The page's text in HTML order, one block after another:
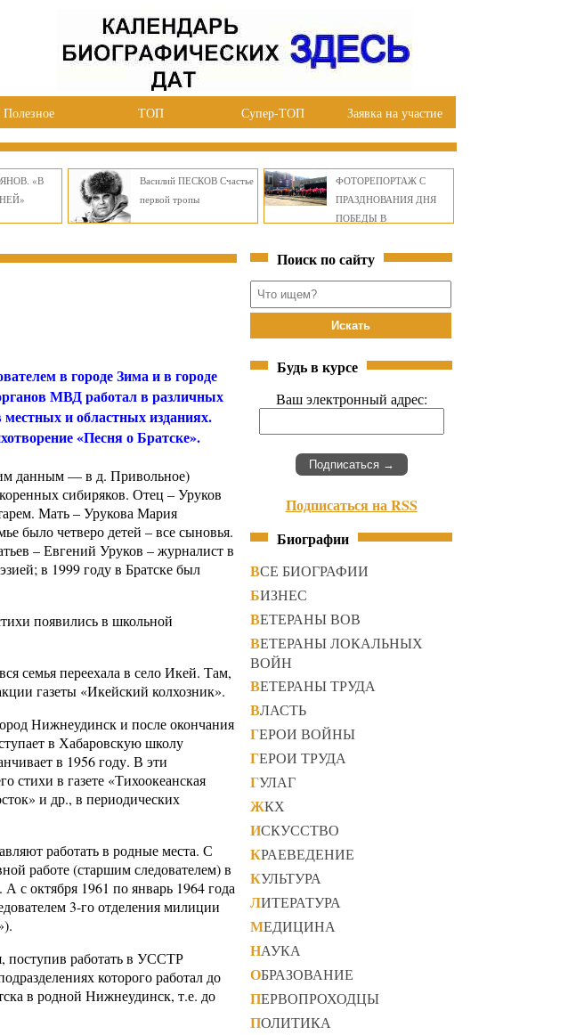
Полезное ТОП Супер-ТОП Заявка на участие
«В
Василий ПЕСКОВ Счастье
первой тропы
ФОТОРЕПОРТАЖ С
ПРАЗДНОВАНИЯ ДНЯ
ПОБЕДЫ В
ОКРУГЕ БРАТСКА
в городе Зима и в городе
МВД работал в различных
местных и областных изданиях.
«Песня о Братске».
данным — в д. Привольное)
сибиряков. Отец – Уруков
Мать – Урукова Мария
было четверо детей – все сыновья.
– Евгений Уруков – журналист в
в 1999 году в Братске был
появились в школьной
семья переехала в село Икей. Там,
газеты «Икейский колхозник».
Нижнеудинск и после окончания
в Хабаровскую школу
в 1956 году. В эти
стихи в газете «Тихоокеанская
и др., в периодических
работать в родные места. С
работе (старшим следователем) в
с октября 1961 по январь 1964 года
3-го отделения милиции
поступив работать в УССТР
которого работал до
в родной Нижнеудинск, т.е. до
Поиск по сайту
Будь в курсе
Ваш электронный адрес:
Подписаться на RSS
Биографии
ВСЕ БИОГРАФИИ
БИЗНЕС
ВЕТЕРАНЫ ВОВ
ВЕТЕРАНЫ ЛОКАЛЬНЫХ
ВОЙН
ВЕТЕРАНЫ ТРУДА
ВЛАСТЬ
ГЕРОИ ВОЙНЫ
ГЕРОИ ТРУДА
ГУЛАГ
ЖКХ
ИСКУССТВО
КРАЕВЕДЕНИЕ
КУЛЬТУРА
ЛИТЕРАТУРА
МЕДИЦИНА
НАУКА
ОБРАЗОВАНИЕ
ПЕРВОПРОХОДЦЫ
ПОЛИТИКА